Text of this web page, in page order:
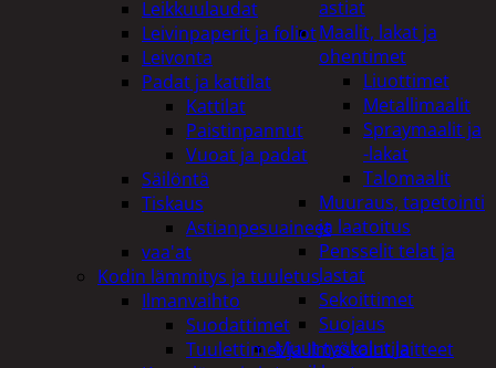
astiat
Maalit, lakat ja
ohentimet
Liuottimet
Metallimaalit
Spraymaalit ja
-lakat
Talomaalit
Muuraus, tapetointi
ja laatoitus
Pensselit telat ja
lastat
Sekoittimet
Suojaus
Muut työkalut ja
Leikkuulaudat
Leivinpaperit ja foliot
Leivonta
Padat ja kattilat
Kattilat
Paistinpannut
Vuoat ja padat
Säilöntä
Tiskaus
Astianpesuaineet
vaa'at
Kodin lämmitys ja tuuletus
Ilmanvaihto
Suodattimet
Tuulettimet ja Ilmastointilaitteet